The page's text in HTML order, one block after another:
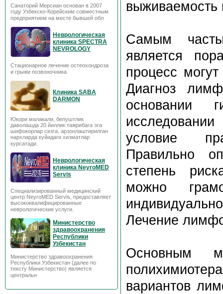
Санаторий Мерсиан основан в 2007
году Узбекско-Корейским совместным
предприятием на месте бывшей обл
Неврологическая
клиника SPECTRA
NEVROLOGY
Стационарное лечение остеохондроза
и грыжи позвоночника
Клиника SABA
DARMON
Юкори малакали, бепуштлик
даволашда 20 йиллик тажрибага эга
шифокорлар сизга, арзонлаштирилган
нархларда куйидаги хизматлар
курсатади.
Неврологическая
клиника NeyroMED
Servis
Специализированный медицинский
центр NeyroMED Servis, предоставляет
высококвалифицированные
неврологические услуги.
Министерство
здравоохранения
Республики
Узбекистан
Министерство здравоохранения
Республики Узбекистан (далее по
тексту Министерство) является
центральн
выживаемость
Самым
является
процесс
Диагноз
основании
условие
Правильно
степень
можно
Лечение
Основным
вариантов